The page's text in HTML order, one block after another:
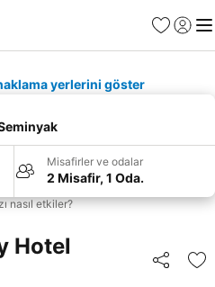
Favoriler
Giriş
yerlerini göster
Misafirler ve odalar
2 Misafir, 1 Oda.
nasıl etkiler?
Hotel
Paylaş